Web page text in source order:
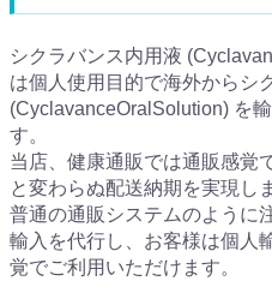
シクラバンス内用液
は個人使用目的で海外からシ
(CyclavanceOralSolution) を
す。
当店、健康通販では通販感覚
と変わらぬ配送納期を実現し
普通の通販システムのように
輸入を代行し、お客様は個人
覚でご利用いただけます。